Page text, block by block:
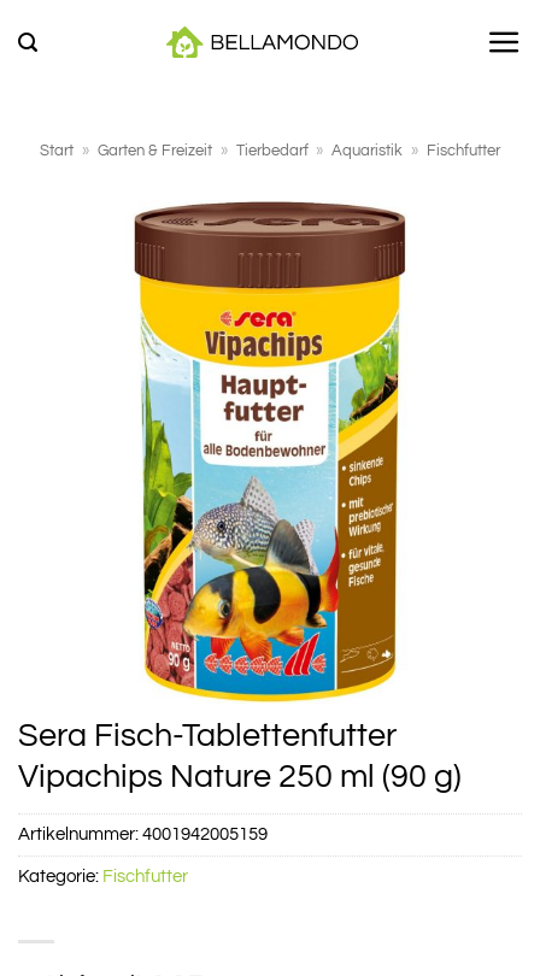
Inhalt
Start » Garten & Freizeit » Tierbedarf » Aquaristik » Fischfutter
Sera Fisch-Tablettenfutter
Vipachips Nature 250 ml (90 g)
Artikelnummer: 4001942005159
Kategorie: Fischfutter